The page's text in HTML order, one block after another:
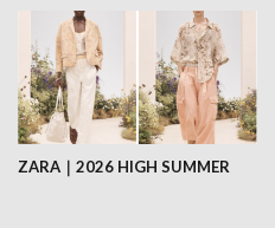
ZARA｜2026 HIGH SUMMER